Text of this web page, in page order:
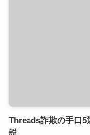
Threads詐欺の手口5
説